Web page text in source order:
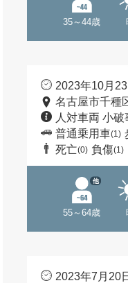
35～44歳
2023年10月
名古屋市千種
人対車両 小破
普通乗用車(1)
死亡(0) 負傷(1)
55～64歳
他
2023年7月20